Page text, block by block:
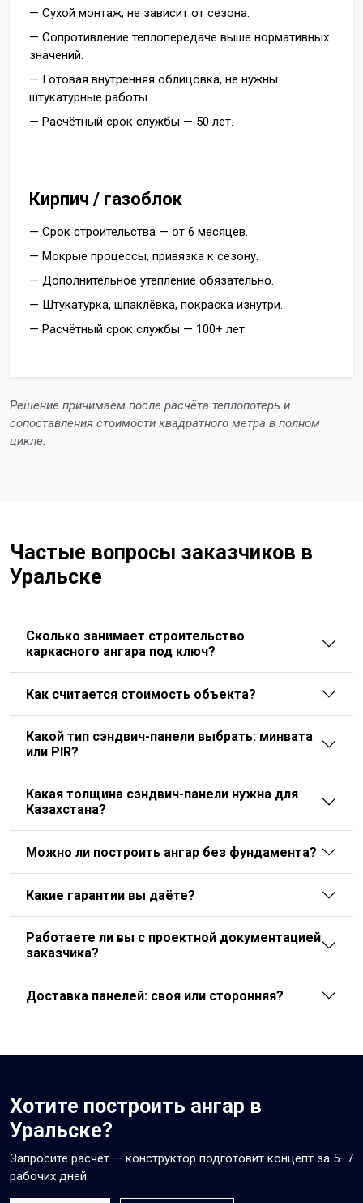
— Сухой монтаж, не зависит от сезона.
— Сопротивление теплопередаче выше нормативных
значений.
— Готовая внутренняя облицовка, не нужны
штукатурные работы.
— Расчётный срок службы — 50 лет.
Кирпич / газоблок
— Срок строительства — от 6 месяцев.
— Мокрые процессы, привязка к сезону.
— Дополнительное утепление обязательно.
— Штукатурка, шпаклёвка, покраска изнутри.
— Расчётный срок службы — 100+ лет.
Решение принимаем после расчёта теплопотерь и
сопоставления стоимости квадратного метра в полном
цикле.
Частые вопросы заказчиков в
Уральске
Сколько занимает строительство
каркасного ангара под ключ?
Как считается стоимость объекта?
Какой тип сэндвич-панели выбрать: минвата
или PIR?
Какая толщина сэндвич-панели нужна для
Казахстана?
Можно ли построить ангар без фундамента?
Какие гарантии вы даёте?
Работаете ли вы с проектной документацией
заказчика?
Доставка панелей: своя или сторонняя?
Хотите построить ангар в
Уральске?
Запросите расчёт — конструктор подготовит концепт за 5–7
рабочих дней.